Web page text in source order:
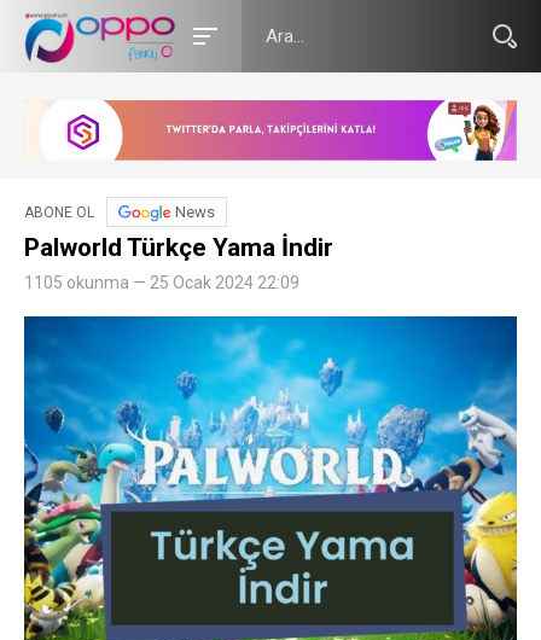
ABONE OL News
Palworld Türkçe Yama İndir
1105 okunma — 25 Ocak 2024 22:09